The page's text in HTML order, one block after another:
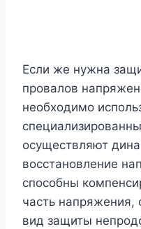
Если же нужна
провалов
необходимо
осуществляют
восстановление
способны
часть напряжения,
вид защиты